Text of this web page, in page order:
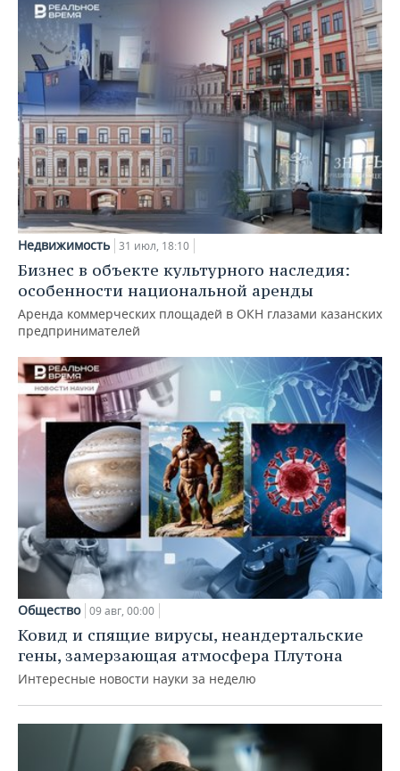
Недвижимость 31 июл, 18:10
Бизнес в объекте культурного наследия:
особенности национальной аренды
Аренда коммерческих площадей в ОКН глазами казанских
предпринимателей
Общество 09 авг, 00:00
Ковид и спящие вирусы, неандертальские
гены, замерзающая атмосфера Плутона
Интересные новости науки за неделю